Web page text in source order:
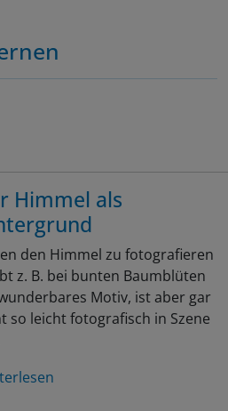
Himmel als
den Himmel zu fotografieren
z. B. bei bunten Baumblüten
Motiv, ist aber gar
so leicht fotografisch in Szene